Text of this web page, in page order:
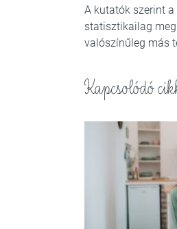
A kutatók szerint
statisztikailag
valószínűleg más
Kapcsolódó